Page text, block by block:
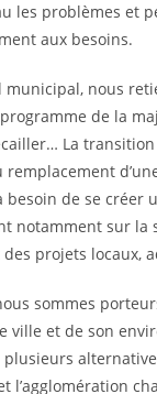
les problèmes et
aux besoins.
municipal, nous
de la
La
remplacement
besoin de se créer
notamment sur la
projets locaux,
sommes
ville et de son
l’agglomération